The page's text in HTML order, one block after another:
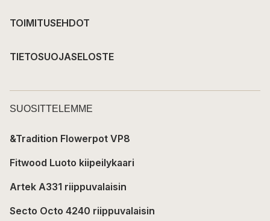
TOIMITUSEHDOT
TIETOSUOJASELOSTE
SUOSITTELEMME
&Tradition Flowerpot VP8
Fitwood Luoto kiipeilykaari
Artek A331 riippuvalaisin
Secto Octo 4240 riippuvalaisin